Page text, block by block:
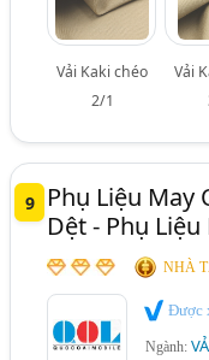
Vải Kaki chéo
2/1
Vải
9
Phụ Liệu May
Dệt - Phụ
NHÀ
Được
Ngành: